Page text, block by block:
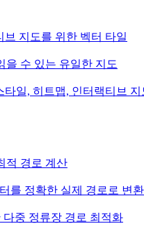
지도를 위한 벡터 타일
을 수 있는 유일한 지도
타일, 히트맵, 인터랙티브 지
적 경로 계산
를 정확한 실제 경로로 변환
다중 정류장 경로 최적화